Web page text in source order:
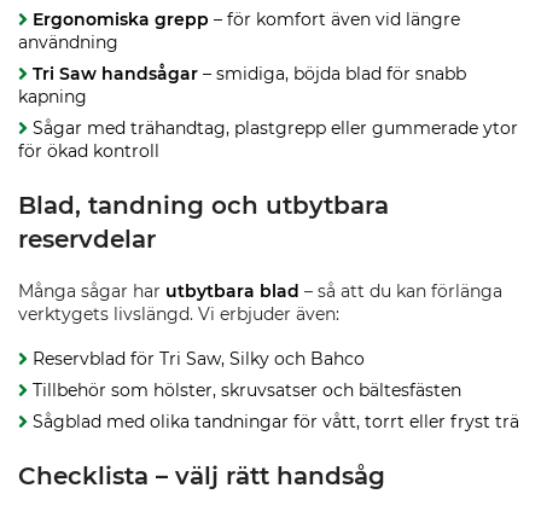
Ergonomiska grepp – för komfort även vid längre
användning
Tri Saw handsågar – smidiga, böjda blad för snabb
kapning
Sågar med trähandtag, plastgrepp eller gummerade ytor
för ökad kontroll
Blad, tandning och utbytbara
reservdelar
Många sågar har utbytbara blad – så att du kan förlänga
verktygets livslängd. Vi erbjuder även:
Reservblad för Tri Saw, Silky och Bahco
Tillbehör som hölster, skruvsatser och bältesfästen
Sågblad med olika tandningar för vått, torrt eller fryst trä
Checklista – välj rätt handsåg